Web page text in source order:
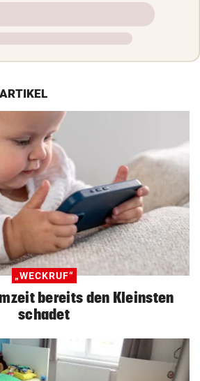
„WECKRUF“
bereits den Kleinsten
schadet